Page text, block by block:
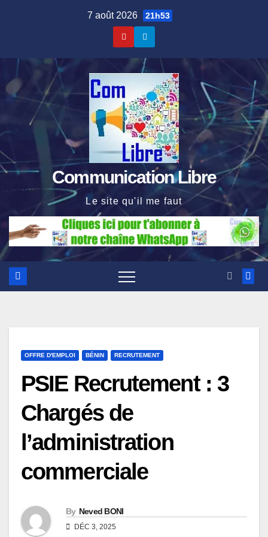
7 août 2026 21h53
Communication Libre
Le site qu'il me faut
OFFRE D'EMPLOI BÉNIN RECRUTEMENT
PSIE Recrutement : 3
Chargés de
l’administration
commerciale
By Neved BONI
DÉC 3, 2025